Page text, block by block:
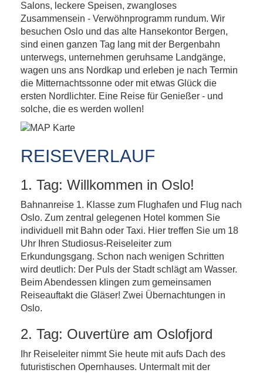
Salons, leckere Speisen, zwangloses
Zusammensein - Verwöhnprogramm rundum. Wir
besuchen Oslo und das alte Hansekontor Bergen,
sind einen ganzen Tag lang mit der Bergenbahn
unterwegs, unternehmen geruhsame Landgänge,
wagen uns ans Nordkap und erleben je nach Termin
die Mitternachtssonne oder mit etwas Glück die
ersten Nordlichter. Eine Reise für Genießer - und
solche, die es werden wollen!
REISEVERLAUF
1. Tag: Willkommen in Oslo!
Bahnanreise 1. Klasse zum Flughafen und Flug nach
Oslo. Zum zentral gelegenen Hotel kommen Sie
individuell mit Bahn oder Taxi. Hier treffen Sie um 18
Uhr Ihren Studiosus-Reiseleiter zum
Erkundungsgang. Schon nach wenigen Schritten
wird deutlich: Der Puls der Stadt schlägt am Wasser.
Beim Abendessen klingen zum gemeinsamen
Reiseauftakt die Gläser! Zwei Übernachtungen in
Oslo.
2. Tag: Ouvertüre am Oslofjord
Ihr Reiseleiter nimmt Sie heute mit aufs Dach des
futuristischen Opernhauses. Untermalt mit der